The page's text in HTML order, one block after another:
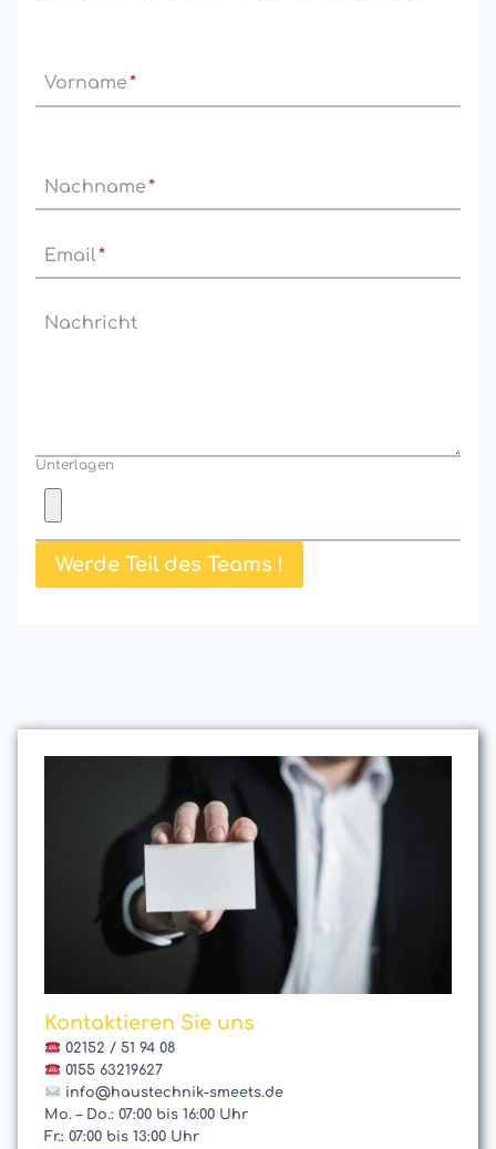
Vorname*
Nachname*
Email*
Nachricht
Unterlagen
Werde Teil des Teams !
Kontaktieren Sie uns
02152 / 51 94 08
0155 63219627
info@haustechnik-smeets.de
Mo. – Do.: 07:00 bis 16:00 Uhr
Fr.: 07:00 bis 13:00 Uhr